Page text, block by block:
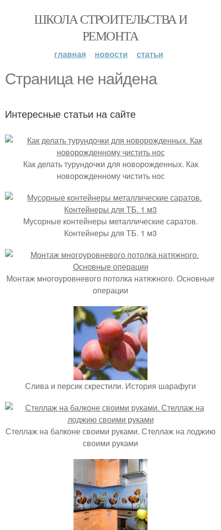
ШКОЛА СТРОИТЕЛЬСТВА И
РЕМОНТА
главная новости статьи
Страница не найдена
Интересные статьи на сайте
Как делать турундочки для новорожденных. Как
новорожденному чистить нос
Мусорные контейнеры металлические саратов.
Контейнеры для ТБ. 1 м3
Монтаж многоуровневого потолка натяжного. Основные
операции
Слива и персик скрестили. История шарафуги
Стеллаж на балконе своими руками. Стеллаж на лоджию
своими руками